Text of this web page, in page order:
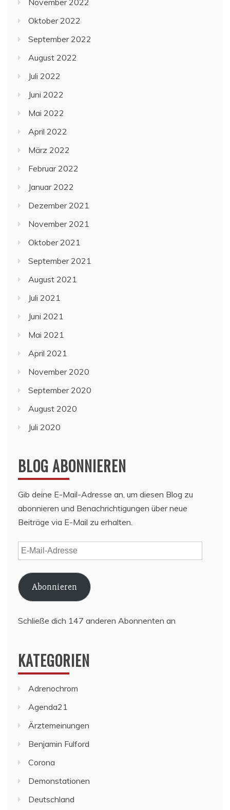
November 2022
Oktober 2022
September 2022
August 2022
Juli 2022
Juni 2022
Mai 2022
April 2022
März 2022
Februar 2022
Januar 2022
Dezember 2021
November 2021
Oktober 2021
September 2021
August 2021
Juli 2021
Juni 2021
Mai 2021
April 2021
November 2020
September 2020
August 2020
Juli 2020
BLOG ABONNIEREN
Gib deine E-Mail-Adresse an, um diesen Blog zu
abonnieren und Benachrichtigungen über neue
Beiträge via E-Mail zu erhalten.
E-
Mail-
Adresse
Abonnieren
Schließe dich 147 anderen Abonnenten an
KATEGORIEN
Adrenochrom
Agenda21
Ärztemeinungen
Benjamin Fulford
Corona
Demonstationen
Deutschland